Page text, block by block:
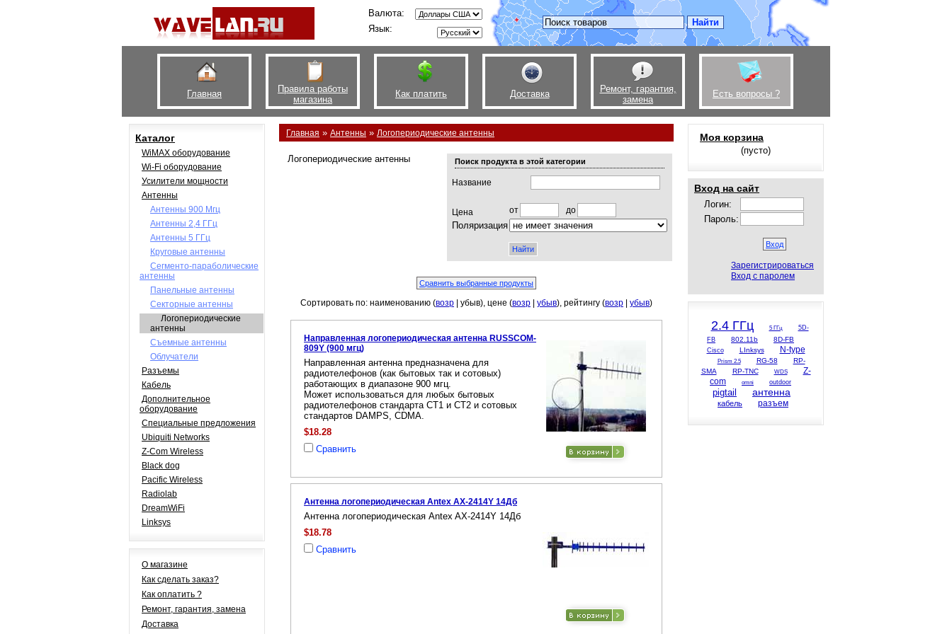
Валюта:
Язык:
Главная
Правила работы
магазина
Как платить Доставка
Ремонт, гарантия,
замена
Есть вопросы ?
Каталог
WiMAX оборудование
Wi-Fi оборудование
Усилители мощности
Антенны
Антенны 900 Мгц
Антенны 2,4 ГГц
Антенны 5 ГГц
Круговые антенны
Сегменто-параболические
антенны
Панельные антенны
Секторные антенны
Логопериодические
антенны
Съемные антенны
Облучатели
Разъемы
Кабель
Дополнительное
оборудование
Специальные предложения
Ubiquiti Networks
Z-Com Wireless
Black dog
Pacific Wireless
Radiolab
DreamWiFi
Linksys
О магазине
Как сделать заказ?
Как оплатить ?
Ремонт, гарантия, замена
Доставка
Главная » Антенны » Логопериодические антенны
Логопериодические антенны Поиск продукта в этой категории
Название
Цена от до
Поляризация
Сортировать по: наименованию (возр | убыв), цене (возр убыв), рейтингу (возр убыв)
Направленная логопериодическая антенна RUSSCOM-
809Y (900 мгц)
Направленная антенна предназначена для
радиотелефонов (как бытовых так и сотовых)
работающих в диапазоне 900 мгц.
Может использоваться для любых бытовых
радиотелефонов cтандарта CT1 и CT2 и сотовых
стандартов DAMPS, CDMA.
$18.28
Сравнить
Антенна логопериодическая Antex AX-2414Y 14Дб
Антенна логопериодическая Antex AX-2414Y 14Дб
$18.78
Сравнить
Моя корзина
(пусто)
Вход на сайт
Логин:
Пароль:
Зарегистрироваться
Вход с паролем
2.4 ГГц 5 ГГц
5D-
FB
802.11b 8D-FB
Cisco LInksys N-type
Prism 2.5 RG-58
RP-
SMA
RP-TNC WDS
Z-
com
omni outdoor
pigtail антенна
кабель разъем